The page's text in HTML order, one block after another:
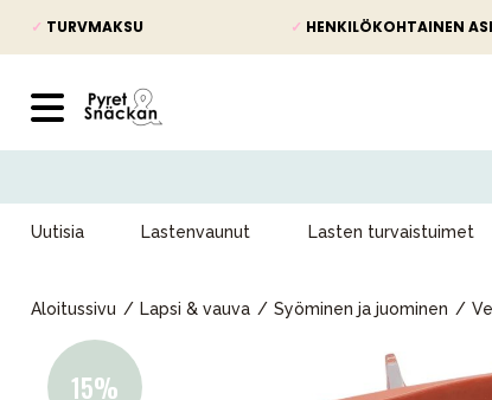
✓ TURVMAKSU ✓ HENKILÖKOHTAINEN
Uutisia Lastenvaunut Lasten turvaistuimet
Aloitussivu Lapsi & vauva Syöminen ja juominen